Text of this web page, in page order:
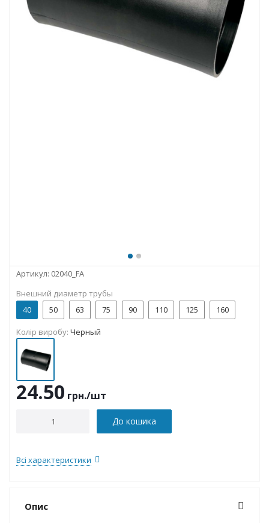
Артикул: 02040_FA
Внешний диаметр трубы
40
50 63 75 90 110 125 160
Колір виробу: Черный
24.50 грн./шт
До кошика
Всі характеристики
Опис